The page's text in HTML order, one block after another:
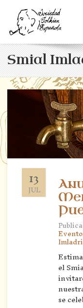
Smial
13
JUL
el
se